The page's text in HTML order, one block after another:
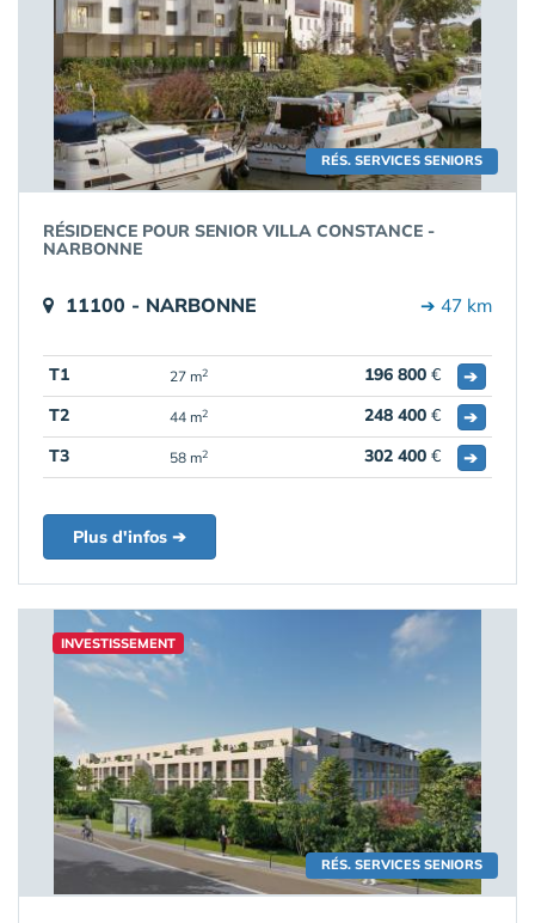
RÉS. SERVICES SENIORS
RÉSIDENCE POUR SENIOR VILLA CONSTANCE -
NARBONNE
11100 - NARBONNE ➔ 47 km
T1 27 m2 196 800 €
➔
T2
44 m2 248 400 €
➔
T3
58 m2 302 400 € ➔
Plus d'infos ➔
RÉS. SERVICES SENIORS
INVESTISSEMENT